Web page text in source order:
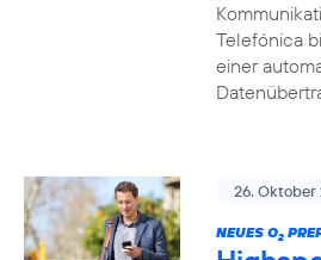
Telefónica
einer
26. Oktober
NEUES O2